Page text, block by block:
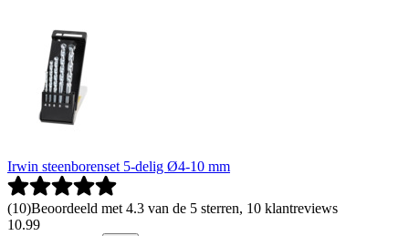
Irwin steenborenset 5-delig Ø4-10 mm
(10)Beoordeeld met 4.3 van de 5 sterren, 10 klantreviews
10.99